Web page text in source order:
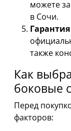
можете
в Сочи.
также
Как
боковые
Перед
факторов: